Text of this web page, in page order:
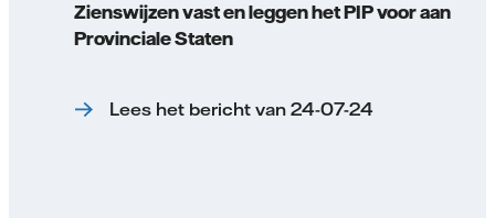
Zienswijzen vast en leggen het PIP voor aan
Provinciale Staten
Lees het bericht van 24-07-24